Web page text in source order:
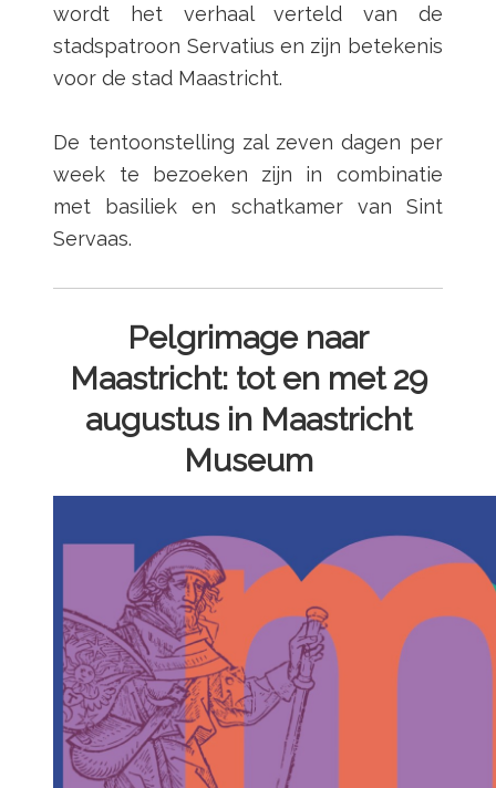
wordt het verhaal verteld van de
stadspatroon Servatius en zijn betekenis
voor de stad Maastricht.
De tentoonstelling zal zeven dagen per
week te bezoeken zijn in combinatie
met basiliek en schatkamer van Sint
Servaas.
Pelgrimage naar
Maastricht: tot en met 29
augustus in Maastricht
Museum